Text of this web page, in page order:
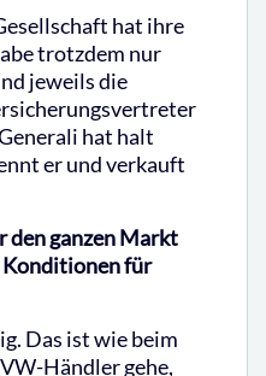
hat ihre
trotzdem nur
jeweils die
hat halt
er und verkauft
den ganzen Markt
Konditionen für
Das ist wie beim
Händler gehe,